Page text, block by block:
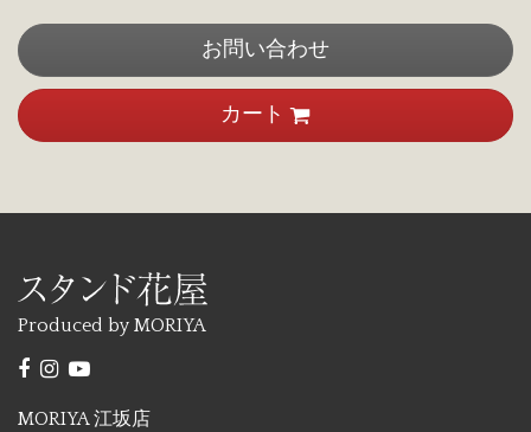
お問い合わせ
カート
Produced by MORIYA
MORIYA 江坂店